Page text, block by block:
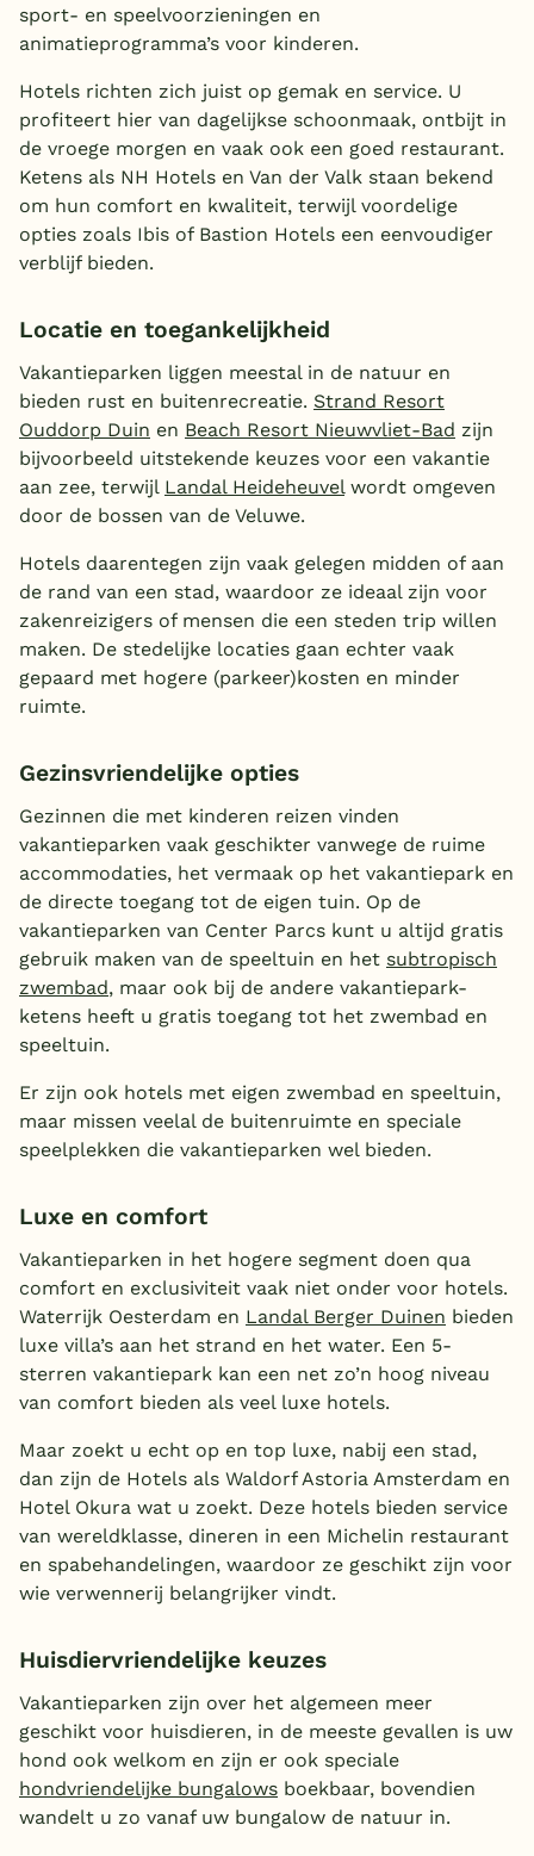
sport- en speelvoorzieningen en
animatieprogramma’s voor kinderen.
Hotels richten zich juist op gemak en service. U
profiteert hier van dagelijkse schoonmaak, ontbijt in
de vroege morgen en vaak ook een goed restaurant.
Ketens als NH Hotels en Van der Valk staan bekend
om hun comfort en kwaliteit, terwijl voordelige
opties zoals Ibis of Bastion Hotels een eenvoudiger
verblijf bieden.
Locatie en toegankelijkheid
Vakantieparken liggen meestal in de natuur en
bieden rust en buitenrecreatie. Strand Resort
Ouddorp Duin en Beach Resort Nieuwvliet-Bad zijn
bijvoorbeeld uitstekende keuzes voor een vakantie
aan zee, terwijl Landal Heideheuvelwordt omgeven
door de bossen van de Veluwe.
Hotels daarentegen zijn vaak gelegen midden of aan
de rand van een stad, waardoor ze ideaal zijn voor
zakenreizigers of mensen die een steden trip willen
maken. De stedelijke locaties gaan echter vaak
gepaard met hogere (parkeer)kosten en minder
ruimte.
Gezinsvriendelijke opties
Gezinnen die met kinderen reizen vinden
vakantieparken vaak geschikter vanwege de ruime
accommodaties, het vermaak op het vakantiepark en
de directe toegang tot de eigen tuin. Op de
vakantieparken van Center Parcs kunt u altijd gratis
gebruik maken van de speeltuin en het subtropisch
zwembad, maar ook bij de andere vakantiepark-
ketens heeft u gratis toegang tot het zwembad en
speeltuin.
Er zijn ook hotels met eigen zwembad en speeltuin,
maar missen veelal de buitenruimte en speciale
speelplekken die vakantieparken wel bieden.
Luxe en comfort
Vakantieparken in het hogere segment doen qua
comfort en exclusiviteit vaak niet onder voor hotels.
Waterrijk Oesterdam en Landal Berger Duinen bieden
luxe villa’s aan het strand en het water. Een 5-
sterren vakantiepark kan een net zo’n hoog niveau
van comfort bieden als veel luxe hotels.
Maar zoekt u echt op en top luxe, nabij een stad,
dan zijn de Hotels als Waldorf Astoria Amsterdam en
Hotel Okura wat u zoekt. Deze hotels bieden service
van wereldklasse, dineren in een Michelin restaurant
en spabehandelingen, waardoor ze geschikt zijn voor
wie verwennerij belangrijker vindt.
Huisdiervriendelijke keuzes
Vakantieparken zijn over het algemeen meer
geschikt voor huisdieren, in de meeste gevallen is uw
hond ook welkom en zijn er ook speciale
hondvriendelijke bungalows boekbaar, bovendien
wandelt u zo vanaf uw bungalow de natuur in.